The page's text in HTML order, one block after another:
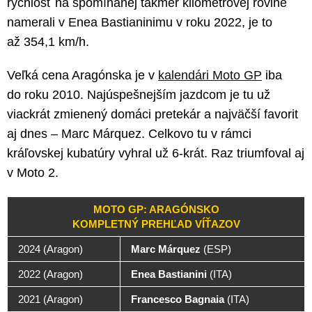
namerali v Enea Bastianinimu v roku 2022, je to
až 354,1 km/h.
Veľká cena Aragónska je v kalendári Moto GP iba
do roku 2010. Najúspešnejším jazdcom je tu už
viackrát zmienený domáci pretekár a najväčší favorit
aj dnes – Marc Márquez. Celkovo tu v rámci
kráľovskej kubatúry vyhral už 6-krát. Raz triumfoval aj
v Moto 2.
MOTO GP: ARAGÓNSKO
KOMPLETNÝ PREHĽAD VÍŤAZOV
2024 (Aragon) Marc Márquez (ESP)
2022 (Aragon) Enea Bastianini (ITA)
2021 (Aragon) Francesco Bagnaia(ITA)